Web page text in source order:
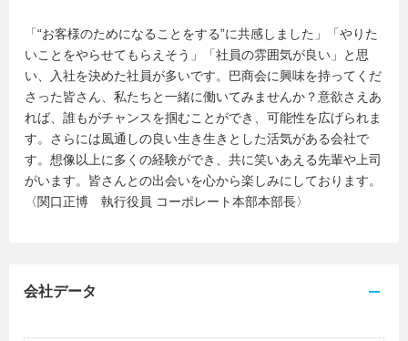
「“お客様のためになることをする”に共感しました」「やりた
いことをやらせてもらえそう」「社員の雰囲気が良い」と思
い、入社を決めた社員が多いです。巴商会に興味を持ってくだ
さった皆さん、私たちと一緒に働いてみませんか？意欲さえあ
れば、誰もがチャンスを掴むことができ、可能性を広げられま
す。さらには風通しの良い生き生きとした活気がある会社で
す。想像以上に多くの経験ができ、共に笑いあえる先輩や上司
がいます。皆さんとの出会いを心から楽しみにしております。
〈関口正博 執行役員 コーポレート本部本部長〉
会社データ